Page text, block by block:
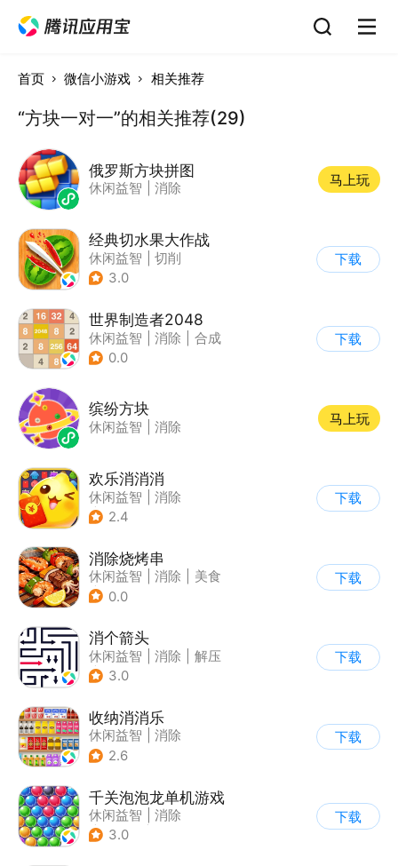
首页 微信小游戏 相关推荐
“方块一对一”的相关推荐(29)
俄罗斯方块拼图
休闲益智 消除
马上玩
经典切水果大作战
休闲益智
切削
3.0
下载
世界制造者2048
休闲益智 消除
合成
0.0
下载
缤纷方块
休闲益智 消除
马上玩
欢乐消消消
休闲益智
消除
| 积分网赚
2.4
下载
消除烧烤串
休闲益智 消除
美食
| 清新
0.0
下载
消个箭头
休闲益智 消除
解压
| 清新
3.0
下载
收纳消消乐
休闲益智
消除
2.6
下载
千关泡泡龙单机游戏
休闲益智
消除
| 泡泡龙
3.0
下载